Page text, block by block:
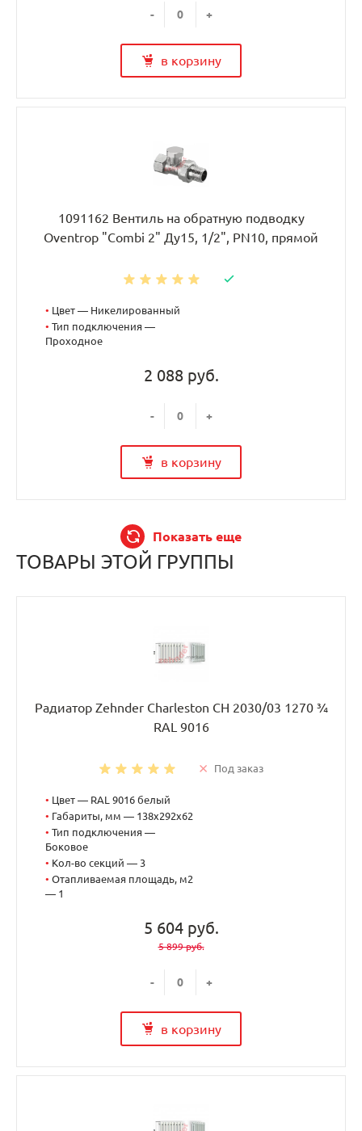
- +
в корзину
1091162 Вентиль на обратную подводку
Oventrop "Combi 2" Ду15, 1/2", PN10, прямой
• Цвет — Никелированный
• Тип подключения —
Проходное
2 088 руб.
- +
в корзину
Показать еще
ТОВАРЫ ЭТОЙ ГРУППЫ
Радиатор Zehnder Charleston CH 2030/03 1270 ¾
RAL 9016
Под заказ
• Цвет — RAL 9016 белый
• Габариты, мм — 138x292x62
• Тип подключения —
Боковое
• Кол-во секций — 3
• Отапливаемая площадь, м2
— 1
5 604 руб.
5 899 руб.
- +
в корзину